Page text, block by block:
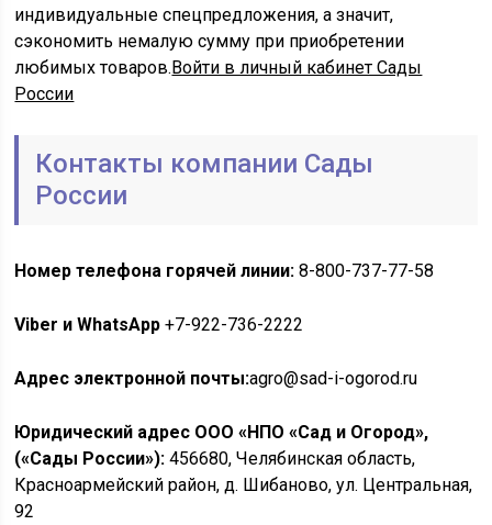
индивидуальные спецпредложения, а значит,
сэкономить немалую сумму при приобретении
любимых товаров.Войти в личный кабинет Сады
России
Контакты компании Сады
России
Номер телефона горячей линии: 8-800-737-77-58
Viber и WhatsApp +7-922-736-2222
Адрес электронной почты:agro@sad-i-ogorod.ru
Юридический адрес ООО «НПО «Сад и Огород»,
(«Сады России»): 456680, Челябинская область,
Красноармейский район, д. Шибаново, ул. Центральная,
92